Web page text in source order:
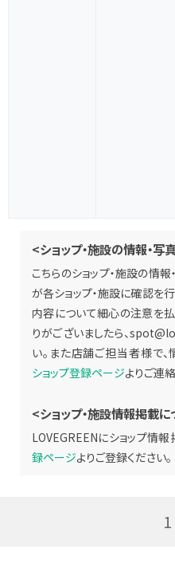
<ショップ・施設の情報・写
こちらのショップ・施設の情
が各ショップ・施設に確認を
内容について細心の注意を払
りがございましたら、
い。また店舗ご担当者様で
ショップ登録ページよりご連
<ショップ・施設情報掲載に
LOVEGREENにショップ情報
録ページよりご登録ください。